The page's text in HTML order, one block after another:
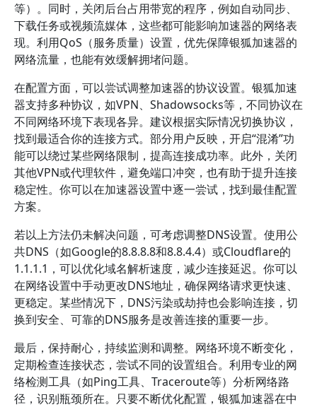
等）。同时，关闭后台占用带宽的程序，例如自动同步、
下载任务或视频流媒体，这些都可能影响加速器的网络表
现。利用QoS（服务质量）设置，优先保障银狐加速器的
网络流量，也能有效缓解拥堵问题。
在配置方面，可以尝试调整加速器的协议设置。银狐加速
器支持多种协议，如VPN、Shadowsocks等，不同协议在
不同网络环境下表现各异。建议根据实际情况切换协议，
找到最适合你的连接方式。部分用户反映，开启“混淆”功
能可以绕过某些网络限制，提高连接成功率。此外，关闭
其他VPN或代理软件，避免端口冲突，也有助于提升连接
稳定性。你可以在加速器设置中逐一尝试，找到最佳配置
方案。
若以上方法仍未解决问题，可考虑调整DNS设置。使用公
共DNS（如Google的8.8.8.8和8.8.4.4）或Cloudflare的
1.1.1.1，可以优化域名解析速度，减少连接延迟。你可以
在网络设置中手动更改DNS地址，确保网络请求更快速、
更稳定。某些情况下，DNS污染或劫持也会影响连接，切
换到安全、可靠的DNS服务是改善连接的重要一步。
最后，保持耐心，持续监测和调整。网络环境不断变化，
定期检查连接状态，尝试不同的设置组合。利用专业的网
络检测工具（如Ping工具、Traceroute等）分析网络路
径，识别瓶颈所在。只要不断优化配置，银狐加速器在中